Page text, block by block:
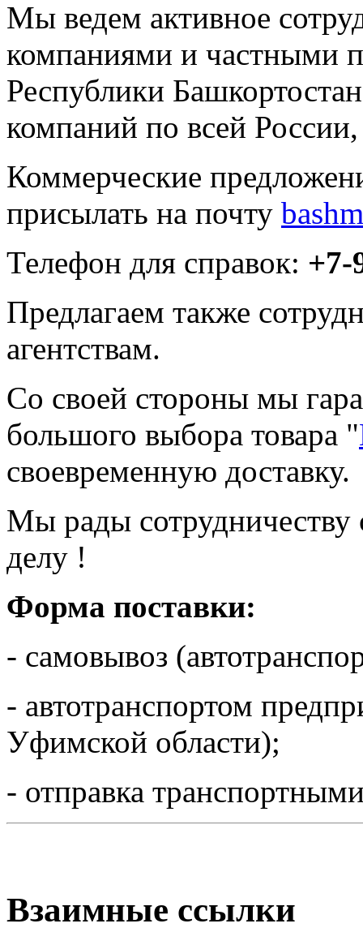
Мы ведем активное
компаниями и частными
Республики
компаний по всей
Коммерческие
присылать на почту
Телефон для справок: +7-
Предлагаем также
агентствам.
Со своей стороны мы
большого выбора товара "
своевременную доставку.
Мы рады
делу !
Форма поставки:
- самовывоз
- автотранспортом
Уфимской области);
- отправка
Взаимные ссылки